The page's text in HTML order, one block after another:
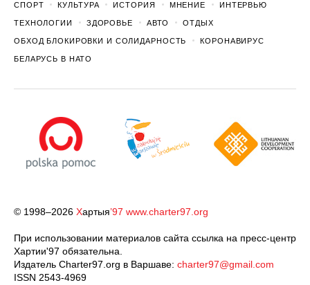
СПОРТ КУЛЬТУРА ИСТОРИЯ МНЕНИЕ ИНТЕРВЬЮ
ТЕХНОЛОГИИ ЗДОРОВЬЕ АВТО ОТДЫХ
ОБХОД БЛОКИРОВКИ И СОЛИДАРНОСТЬ КОРОНАВИРУС
БЕЛАРУСЬ В НАТО
© 1998–2026 Хартыя’97 www.charter97.org
При использовании материалов сайта ссылка на пресс-центр
Хартии'97 обязательна.
Издатель Charter97.org в Варшаве: charter97@gmail.com
ISSN 2543-4969